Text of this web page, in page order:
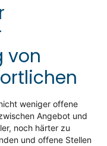
von
weniger offene
Angebot und
noch härter zu
und offene Stellen